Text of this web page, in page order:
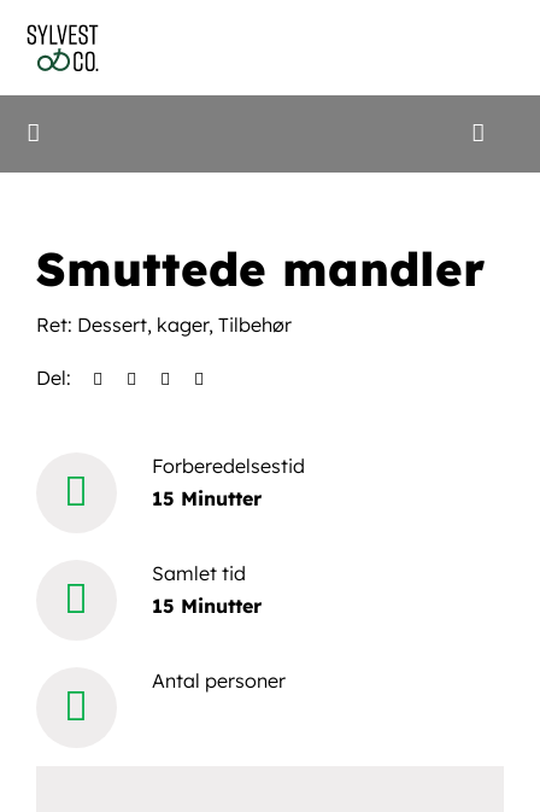
Toggle
Frinox
Opskrifter
Book en demo
Smuttede mandler
Ret: Dessert, kager, Tilbehør
Del:
Forberedelsestid
15 Minutter
Samlet tid
15 Minutter
Antal personer